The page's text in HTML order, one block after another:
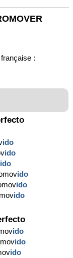
:
ido
ido
ido
ido
ido
ido
ido
ido
ido